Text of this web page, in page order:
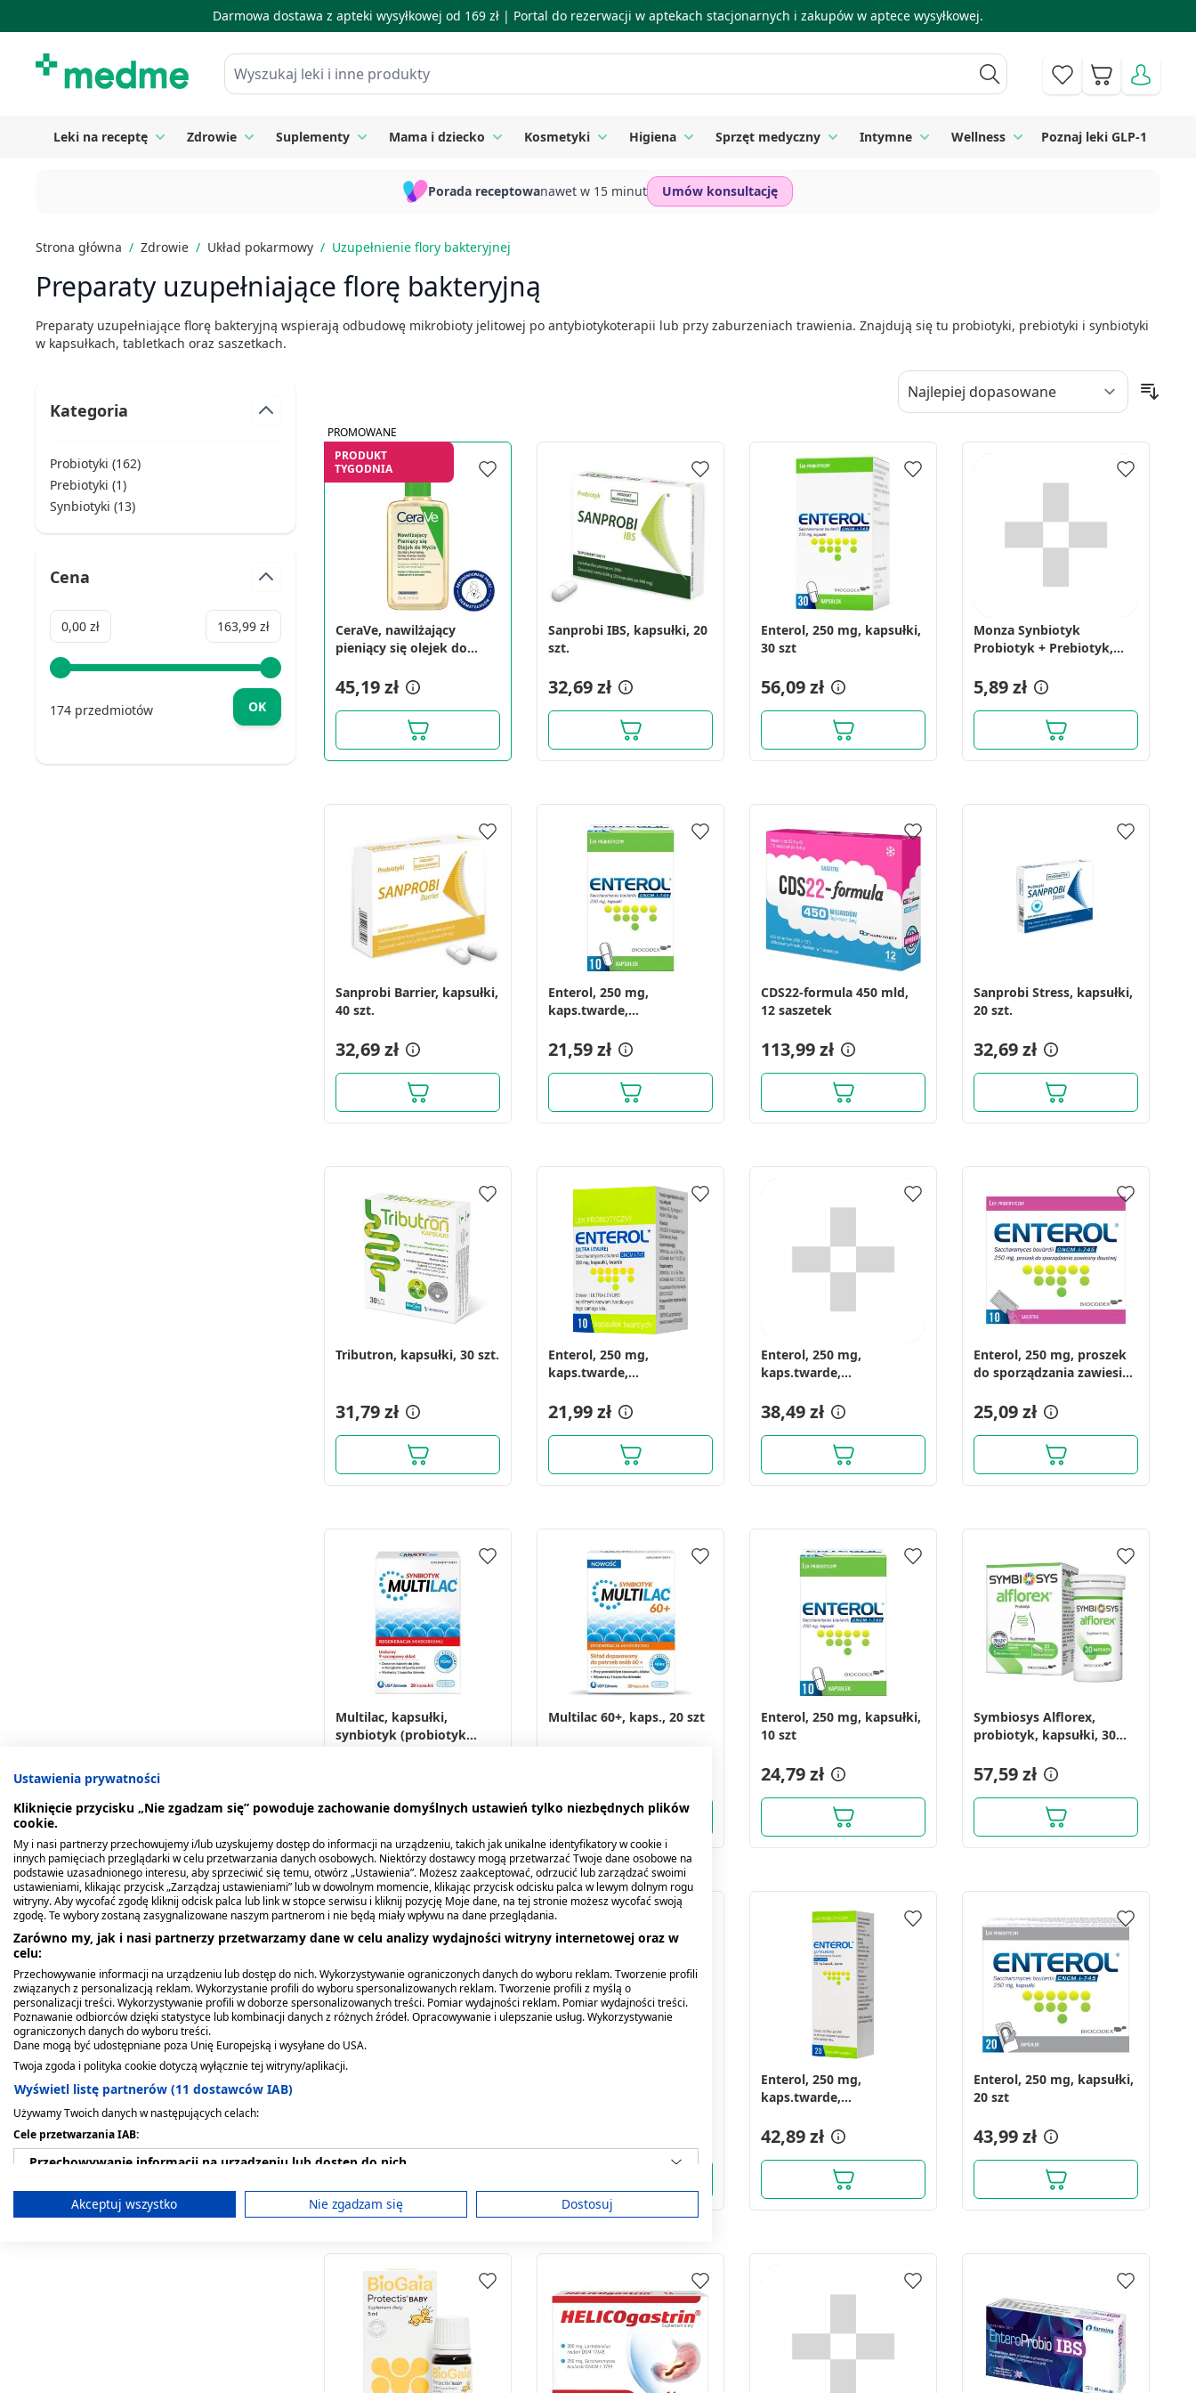
Darmowa dostawa z apteki wysyłkowej od 169 zł | Portal do rezerwacji w aptekach stacjonarnych i zakupów w aptece wysyłkowej.
Wyszukaj leki i inne produkty
Koszyk
Leki na receptę Toggle submenu for Leki na receptę
Zdrowie Toggle submenu for Zdrowie
Suplementy Toggle submenu for Suplementy
Mama i dziecko Toggle submenu for Mama i dziecko
Kosmetyki Toggle submenu for Kosmetyki
Higiena Toggle submenu for Higiena
Sprzęt medyczny Toggle submenu for Sprzęt medyczny
Intymne Toggle submenu for Intymne
Wellness Toggle submenu for Wellness
Poznaj leki GLP-1
Porada receptowanawet w 15 minut Umów konsultację
Strona główna / Zdrowie / Układ pokarmowy / Uzupełnienie flory bakteryjnej
Preparaty uzupełniające florę bakteryjną
Preparaty uzupełniające florę bakteryjną wspierają odbudowę mikrobioty jelitowej po antybiotykoterapii lub przy zaburzeniach trawienia. Znajdują się tu probiotyki, prebiotyki i synbiotyki
w kapsułkach, tabletkach oraz saszetkach.
Kategoria
Probiotyki (162
products available
)
Prebiotyki (1
products available
)
Synbiotyki (13
products available
)
Cena
Minimum value
0,00 zł Maximum value
163,99 zł
174 przedmiotów OK
PROMOWANE
PRODUKT
TYGODNIA
CeraVe, nawilżający
pieniący się olejek do
45,19 zł
Sanprobi IBS, kapsułki, 20
szt.
32,69 zł
Enterol, 250 mg, kapsułki,
30 szt
56,09 zł
Monza Synbiotyk
Probiotyk + Prebiotyk,
5,89 zł
Sanprobi Barrier, kapsułki,
40 szt.
32,69 zł
Enterol, 250 mg,
kaps.twarde,
21,59 zł
CDS22-formula 450 mld,
12 saszetek
113,99 zł
Sanprobi Stress, kapsułki,
20 szt.
32,69 zł
Tributron, kapsułki, 30 szt.
31,79 zł
Enterol, 250 mg,
kaps.twarde,
21,99 zł
Enterol, 250 mg,
kaps.twarde,
szt
38,49 zł
Enterol, 250 mg, proszek
do sporządzania zawiesiny
25,09 zł
Multilac, kapsułki,
synbiotyk (probiotyk
Multilac 60+, kaps., 20 szt
Enterol, 250 mg, kapsułki,
10 szt
24,79 zł
Symbiosys Alflorex,
probiotyk, kapsułki, 30
57,59 zł
Enterol, 250 mg,
kaps.twarde,
42,89 zł
Enterol, 250 mg, kapsułki,
20 szt
43,99 zł
Ustawienia prywatności
Kliknięcie przycisku „Nie zgadzam się” powoduje zachowanie domyślnych ustawień tylko niezbędnych plików
cookie.
My i nasi partnerzy przechowujemy i/lub uzyskujemy dostęp do informacji na urządzeniu, takich jak unikalne identyfikatory w cookie i
innych pamięciach przeglądarki w celu przetwarzania danych osobowych. Niektórzy dostawcy mogą przetwarzać Twoje dane osobowe na
podstawie uzasadnionego interesu, aby sprzeciwić się temu, otwórz „Ustawienia”. Możesz zaakceptować, odrzucić lub zarządzać swoimi
ustawieniami, klikając przycisk „Zarządzaj ustawieniami” lub w dowolnym momencie, klikając przycisk odcisku palca w lewym dolnym rogu
witryny. Aby wycofać zgodę kliknij odcisk palca lub link w stopce serwisu i kliknij pozycję Moje dane, na tej stronie możesz wycofać swoją
zgodę. Te wybory zostaną zasygnalizowane naszym partnerom i nie będą miały wpływu na dane przeglądania.
Zarówno my, jak i nasi partnerzy przetwarzamy dane w celu analizy wydajności witryny internetowej oraz w
celu:
Przechowywanie informacji na urządzeniu lub dostęp do nich. Wykorzystywanie ograniczonych danych do wyboru reklam. Tworzenie profili
związanych z personalizacją reklam. Wykorzystanie profili do wyboru spersonalizowanych reklam. Tworzenie profili z myślą o
personalizacji treści. Wykorzystywanie profili w doborze spersonalizowanych treści. Pomiar wydajności reklam. Pomiar wydajności treści.
Poznawanie odbiorców dzięki statystyce lub kombinacji danych z różnych źródeł. Opracowywanie i ulepszanie usług. Wykorzystywanie
ograniczonych danych do wyboru treści.
Dane mogą być udostępniane poza Unię Europejską i wysyłane do USA.
Twoja zgoda i polityka cookie dotyczą wyłącznie tej witryny/aplikacji.
Wyświetl listę partnerów (11 dostawców IAB)
Używamy Twoich danych w następujących celach:
Cele przetwarzania IAB:
Przechowywanie informacji na urządzeniu lub dostęp do nich
Wykorzystywanie ograniczonych danych do wyboru reklam
Wykorzystanie profili do wyboru spersonalizowanych reklam
Wykorzystywanie profili w celu doboru spersonalizowanych treści
Akceptuj wszystko Nie zgadzam się Dostosuj